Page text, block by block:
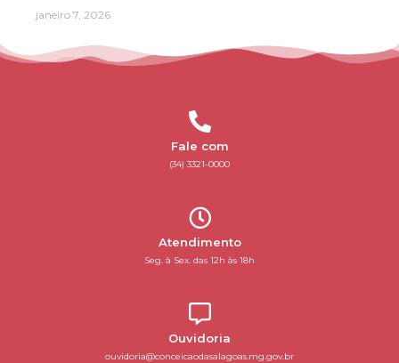
janeiro 7, 2026
Fale com
(34) 3321-0000
Atendimento
Seg. à Sex. das 12h às 18h
Ouvidoria
ouvidoria@conceicaodasalagoas.mg.gov.br